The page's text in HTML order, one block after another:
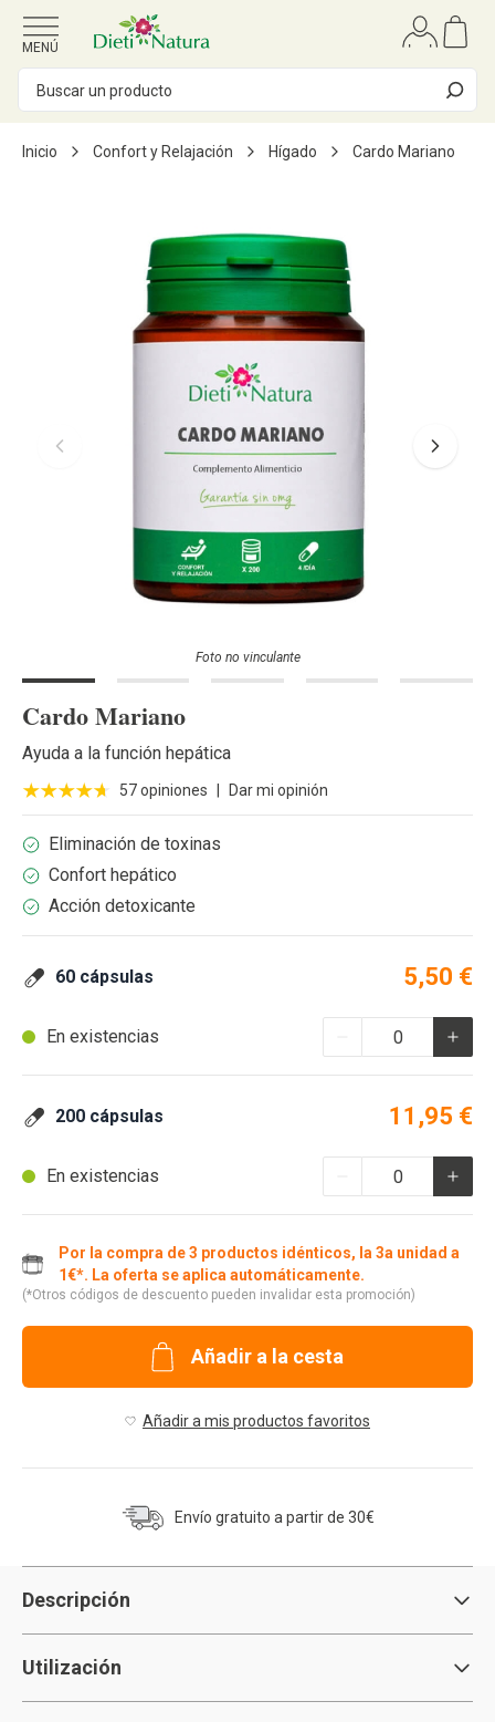
Ir al contenido
MENÚ
Inicio Confort y Relajación Hígado Cardo Mariano
Foto no vinculante
Cardo Mariano
Ayuda a la función hepática
57 opiniones Dar mi opinión
Eliminación de toxinas
Confort hepático
Acción detoxicante
60 cápsulas 5,50 €
En existencias
200 cápsulas 11,95 €
En existencias
Por la compra de 3 productos idénticos, la 3a unidad a
1€*. La oferta se aplica automáticamente.
(*Otros códigos de descuento pueden invalidar esta promoción)
Añadir a la cesta
Añadir a mis productos favoritos
Envío gratuito a partir de 30€
Descripción
Utilización